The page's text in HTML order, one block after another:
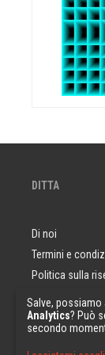
DITTA
Di noi
Termini e
Politica sulla
Domande e
Campioni di
Salve, possiamo
Analytics? Può
secondo